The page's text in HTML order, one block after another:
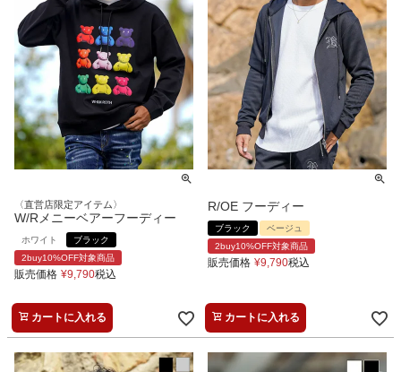
〈直営店限定アイテム〉
W/Rメニーベアーフーディー
ホワイト
ブラック
2buy10%OFF対象商品
販売価格 ¥9,790税込
カートに入れる
R/OE フーディー
ブラック
ベージュ
2buy10%OFF対象商品
販売価格 ¥9,790税込
カートに入れる